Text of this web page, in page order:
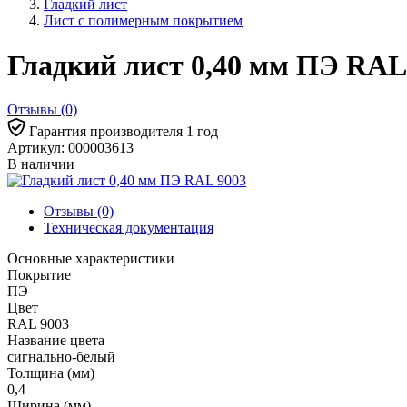
Гладкий лист
Лист с полимерным покрытием
Гладкий лист 0,40 мм ПЭ RAL
Отзывы (0)
Гарантия производителя 1 год
Артикул: 000003613
В наличии
Отзывы (0)
Техническая документация
Основные характеристики
Покрытие
ПЭ
Цвет
RAL 9003
Название цвета
сигнально-белый
Толщина (мм)
0,4